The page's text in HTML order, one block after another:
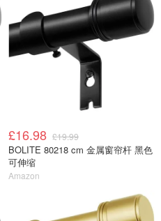
£16.98 £19.99
BOLITE 80218 cm 金属窗帘杆 黑色
可伸缩
Amazon